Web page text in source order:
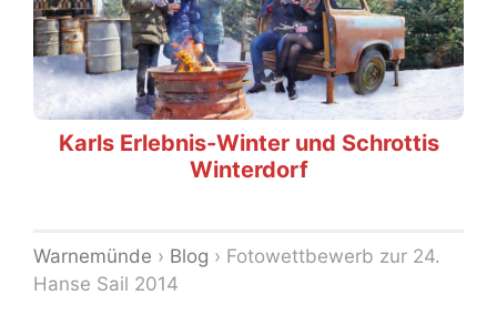
Karls Erlebnis-Winter und Schrottis
Winterdorf
Warnemünde › Blog › Fotowettbewerb zur 24.
Hanse Sail 2014